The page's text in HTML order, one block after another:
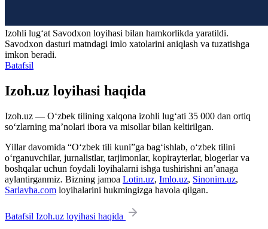
Izohli lugʻat Savodxon loyihasi bilan hamkorlikda yaratildi.
Savodxon dasturi matndagi imlo xatolarini aniqlash va tuzatishga
imkon beradi.
Batafsil
Izoh.uz loyihasi haqida
Izoh.uz — O‘zbek tilining xalqona izohli lug‘ati 35 000 dan ortiq
so‘zlarning ma’nolari ibora va misollar bilan keltirilgan.
Yillar davomida “O‘zbek tili kuni”ga bag‘ishlab, o‘zbek tilini
o‘rganuvchilar, jurnalistlar, tarjimonlar, kopirayterlar, blogerlar va
boshqalar uchun foydali loyihalarni ishga tushirishni an’anaga
aylantirganmiz. Bizning jamoa Lotin.uz, Imlo.uz, Sinonim.uz,
Sarlavha.com loyihalarini hukmingizga havola qilgan.
Batafsil Izoh.uz loyihasi haqida